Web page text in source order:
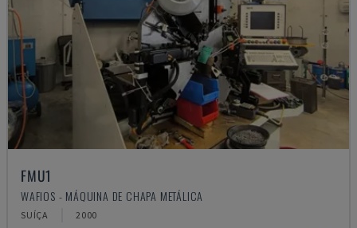
FMU1
WAFIOS - MÁQUINA DE CHAPA METÁLICA
SUÍÇA 2000